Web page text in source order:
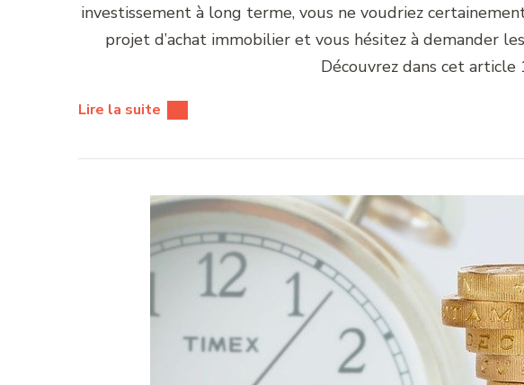
investissement à long terme, vous ne voudriez
projet d’achat immobilier et vous hésitez à demander
Découvrez dans cet article
Lire la suite